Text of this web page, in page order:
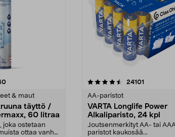
arvostelut
& maut
täyttö /
60 litraa
joka ostetaan
ottaa vanha
24101
AA-paristot
VARTA Longlife Power
Alkaliparisto, 24 kpl
Joutsenmerkityt AA- tai
paristot kaukosää...
4.5viidestä